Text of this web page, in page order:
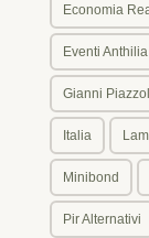
Economia
Eventi Anthilia
Gianni
Italia
Minibond
Pir Alternativi